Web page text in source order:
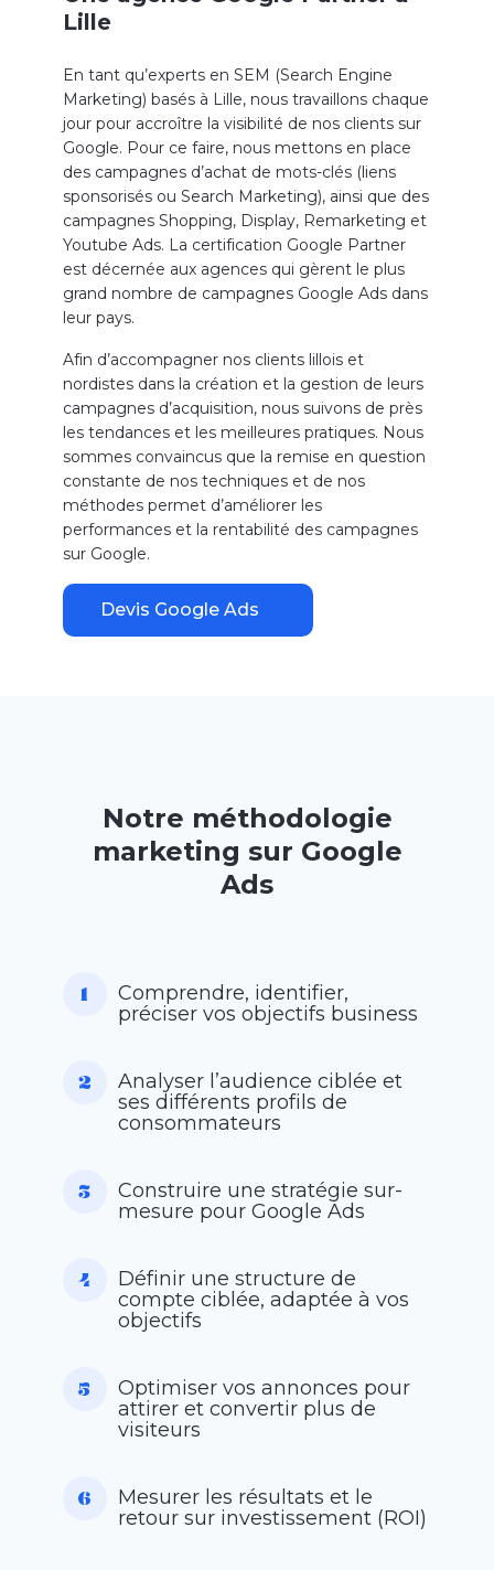
Lille
En tant qu’experts en SEM (Search Engine
Marketing) basés à Lille, nous travaillons chaque
jour pour accroître la visibilité de nos clients sur
Google. Pour ce faire, nous mettons en place
des campagnes d’achat de mots-clés (liens
sponsorisés ou Search Marketing), ainsi que des
campagnes Shopping, Display, Remarketing et
Youtube Ads. La certification Google Partner
est décernée aux agences qui gèrent le plus
grand nombre de campagnes Google Ads dans
leur pays.
Afin d’accompagner nos clients lillois et
nordistes dans la création et la gestion de leurs
campagnes d’acquisition, nous suivons de près
les tendances et les meilleures pratiques. Nous
sommes convaincus que la remise en question
constante de nos techniques et de nos
méthodes permet d’améliorer les
performances et la rentabilité des campagnes
sur Google.
Devis Google Ads
Notre méthodologie
marketing sur Google
Ads
Comprendre, identifier,
préciser vos objectifs business
Analyser l’audience ciblée et
ses différents profils de
consommateurs
Construire une stratégie sur-
mesure pour Google Ads
Définir une structure de
compte ciblée, adaptée à vos
objectifs
Optimiser vos annonces pour
attirer et convertir plus de
visiteurs
Mesurer les résultats et le
retour sur investissement (ROI)